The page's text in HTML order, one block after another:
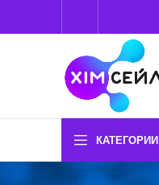
КАТЕГОРИИ